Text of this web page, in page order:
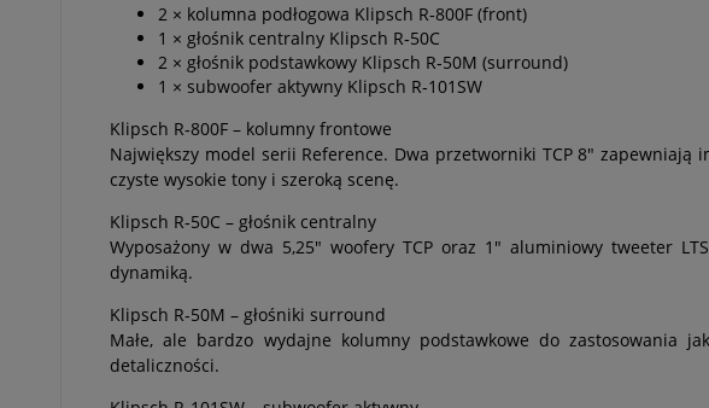
2 × kolumna podłogowa Klipsch R‑800F (front)
1 × głośnik centralny Klipsch R‑50C
2 × głośnik podstawkowy Klipsch R‑50M (surround)
1 × subwoofer aktywny Klipsch R‑101SW
Klipsch R‑800F – kolumny frontowe
Największy model serii Reference. Dwa przetworniki TCP 8"
czyste wysokie tony i szeroką scenę.
Klipsch R‑50C – głośnik centralny
Wyposażony w dwa 5,25" woofery TCP oraz 1" aluminiowy tweeter
dynamiką.
Klipsch R‑50M – głośniki surround
Małe, ale bardzo wydajne kolumny podstawkowe do zastosowania
detaliczności.